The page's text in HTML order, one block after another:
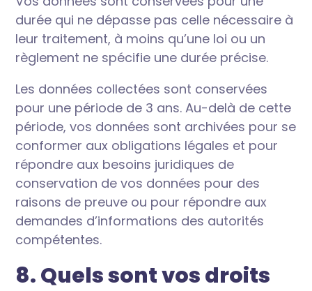
durée qui ne dépasse pas celle nécessaire à
leur traitement, à moins qu’une loi ou un
règlement ne spécifie une durée précise.
Les données collectées sont conservées
pour une période de 3 ans. Au-delà de cette
période, vos données sont archivées pour se
conformer aux obligations légales et pour
répondre aux besoins juridiques de
conservation de vos données pour des
raisons de preuve ou pour répondre aux
demandes d’informations des autorités
compétentes.
8. Quels sont vos droits